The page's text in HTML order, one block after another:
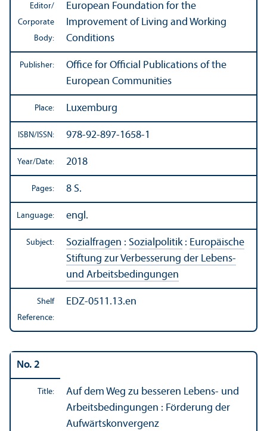
Editor/
Corporate
Body:
European Foundation for the
Improvement of Living and Working
Conditions
Publisher:
Office for Official Publications of the
European Communities
Place: Luxemburg
ISBN/ISSN: 978-92-897-1658-1
Year/Date: 2018
Pages: 8 S.
Language: engl.
Subject: Sozialfragen : Sozialpolitik: Europäische
Stiftung zur Verbesserung der Lebens-
und Arbeitsbedingungen
Shelf
Reference:
EDZ-0511.13.en
No. 2
Title:
Auf dem Weg zu besseren Lebens- und
Arbeitsbedingungen : Förderung der
Aufwärtskonvergenz